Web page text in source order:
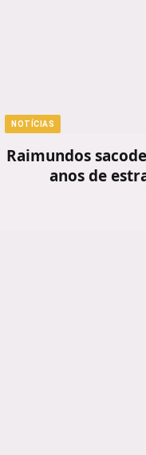
NOTÍCIAS
Raimundos
anos de